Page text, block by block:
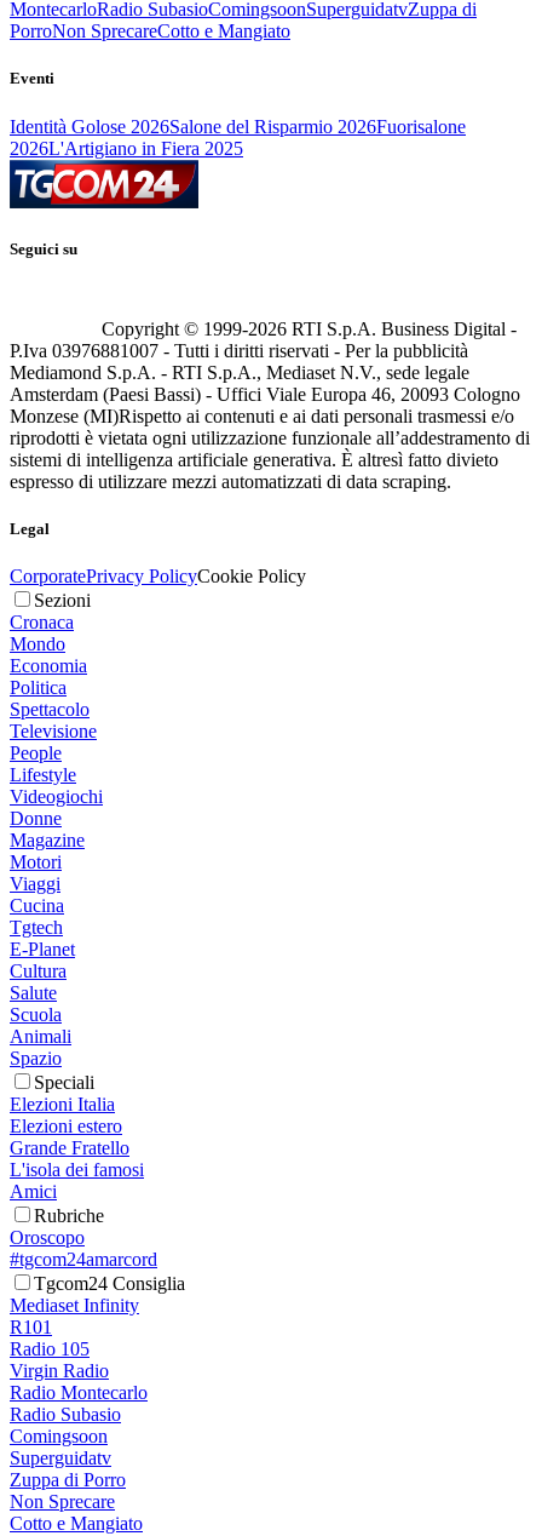
MontecarloRadio SubasioComingsoonSuperguidatvZuppa di
PorroNon SprecareCotto e Mangiato
Eventi
Identità Golose 2026Salone del Risparmio 2026Fuorisalone
2026L'Artigiano in Fiera 2025
Seguici su
Copyright © 1999-2026 RTI S.p.A. Business Digital -
P.Iva 03976881007 - Tutti i diritti riservati - Per la pubblicità
Mediamond S.p.A. - RTI S.p.A., Mediaset N.V., sede legale
Amsterdam (Paesi Bassi) - Uffici Viale Europa 46, 20093 Cologno
Monzese (MI)Rispetto ai contenuti e ai dati personali trasmessi e/o
riprodotti è vietata ogni utilizzazione funzionale all’addestramento di
sistemi di intelligenza artificiale generativa. È altresì fatto divieto
espresso di utilizzare mezzi automatizzati di data scraping.
Legal
CorporatePrivacy PolicyCookie Policy
Sezioni
Cronaca
Mondo
Economia
Politica
Spettacolo
Televisione
People
Lifestyle
Videogiochi
Donne
Magazine
Motori
Viaggi
Cucina
Tgtech
E-Planet
Cultura
Salute
Scuola
Animali
Spazio
Speciali
Elezioni Italia
Elezioni estero
Grande Fratello
L'isola dei famosi
Amici
Rubriche
Oroscopo
#tgcom24amarcord
Tgcom24 Consiglia
Mediaset Infinity
R101
Radio 105
Virgin Radio
Radio Montecarlo
Radio Subasio
Comingsoon
Superguidatv
Zuppa di Porro
Non Sprecare
Cotto e Mangiato